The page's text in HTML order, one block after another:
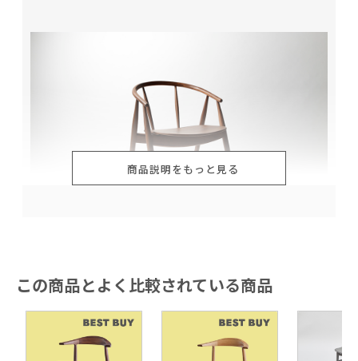
商品説明をもっと見る
この商品とよく比較されている商品